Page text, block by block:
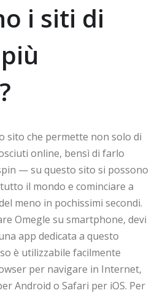
i siti di
sito che permette non solo di
online, bensì di farlo
— su questo sito si possono
il mondo e cominciare a
meno in pochissimi secondi.
Omegle su smartphone, devi
app dedicata a questo
è utilizzabile facilmente
per navigare in Internet,
Android o Safari per iOS. Per